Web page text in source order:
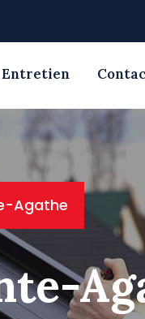
Entretien
Agathe